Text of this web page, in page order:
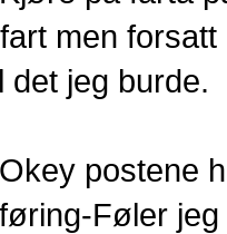
men
det jeg burde.
postene
Føler